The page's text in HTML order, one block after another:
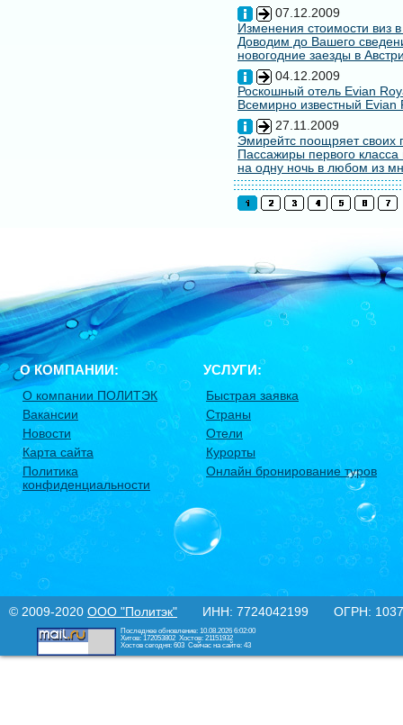
07.12.2009
Изменения стоимости виз
Доводим до Вашего
новогодние заезды в
04.12.2009
Роскошный отель Evian
Всемирно известный
27.11.2009
Эмирейтс поощряет своих
Пассажиры первого
на одну ночь в любом из
О КОМПАНИИ:
О компании ПОЛИТЭК
Вакансии
Новости
Карта сайта
Политика
конфиденциальности
УСЛУГИ:
Быстрая заявка
Страны
Отели
Курорты
Онлайн бронирование туров
© 2009-2020 ООО "Политэк" ИНН: 7724042199 ОГРН:
Последнее обновление: 10.08.2026 6:02:00
Хитов: 172053802 Хостов: 21151932
Хостов сегодня: 603 Сейчас на сайте: 43